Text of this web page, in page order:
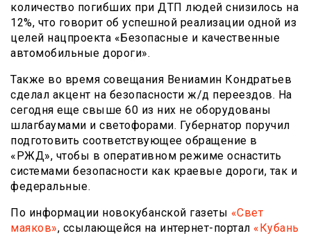
количество погибших при ДТП людей снизилось на
12%, что говорит об успешной реализации одной из
целей нацпроекта «Безопасные и качественные
автомобильные дороги».
Также во время совещания Вениамин Кондратьев
сделал акцент на безопасности ж/д переездов. На
сегодня еще свыше 60 из них не оборудованы
шлагбаумами и светофорами. Губернатор поручил
подготовить соответствующее обращение в
«РЖД», чтобы в оперативном режиме оснастить
системами безопасности как краевые дороги, так и
федеральные.
По информации новокубанской газеты «Свет
маяков», ссылающейся на интернет-портал «Кубань